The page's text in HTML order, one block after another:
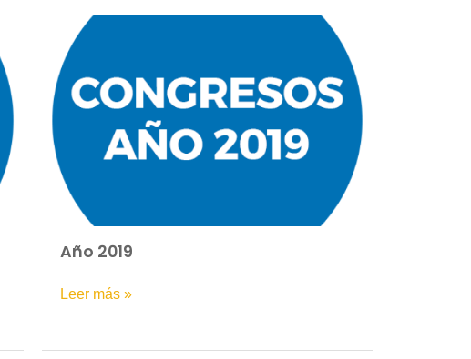
Año 2019
Leer más »